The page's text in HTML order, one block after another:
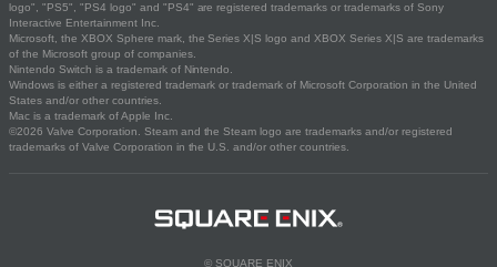
logo", "PS5", "PS4 logo" and "PS4" are registered trademarks or trademarks of Sony
Interactive Entertainment Inc.
Microsoft, the XBOX Sphere mark, the Series X|S logo and XBOX Series X|S are trademarks
of the Microsoft group of companies.
Nintendo Switch is a trademark of Nintendo.
Windows is either a registered trademark or trademark of Microsoft Corporation in the United
States and/or other countries.
Mac is a trademark of Apple Inc.
©2026 Valve Corporation. Steam and the Steam logo are trademarks and/or registered
trademarks of Valve Corporation in the U.S. and/or other countries.
© SQUARE ENIX